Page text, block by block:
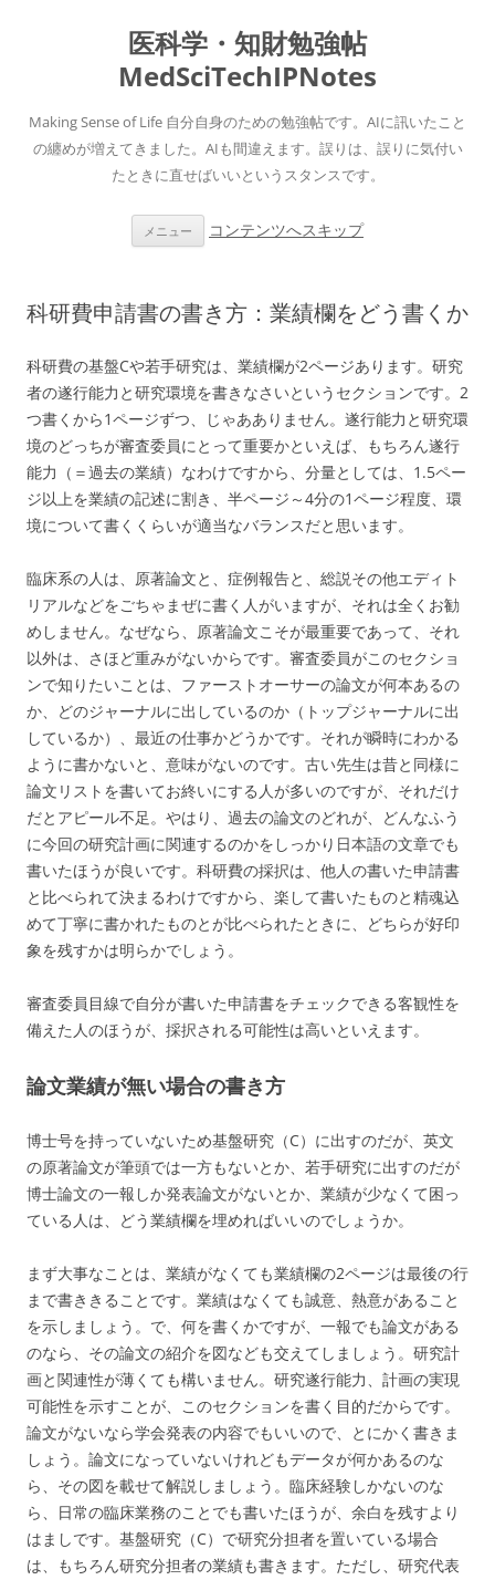
医科学・知財勉強帖
MedSciTechIPNotes
Making Sense of Life 自分自身のための勉強帖です。AIに訊いたこと
の纏めが増えてきました。AIも間違えます。誤りは、誤りに気付い
たときに直せばいいというスタンスです。
メニュー コンテンツへスキップ
科研費申請書の書き方：業績欄をどう書くか
科研費の基盤Cや若手研究は、業績欄が2ページあります。研究
者の遂行能力と研究環境を書きなさいというセクションです。2
つ書くから1ページずつ、じゃあありません。遂行能力と研究環
境のどっちが審査委員にとって重要かといえば、もちろん遂行
能力（＝過去の業績）なわけですから、分量としては、1.5ペー
ジ以上を業績の記述に割き、半ページ～4分の1ページ程度、環
境について書くくらいが適当なバランスだと思います。
臨床系の人は、原著論文と、症例報告と、総説その他エディト
リアルなどをごちゃまぜに書く人がいますが、それは全くお勧
めしません。なぜなら、原著論文こそが最重要であって、それ
以外は、さほど重みがないからです。審査委員がこのセクショ
ンで知りたいことは、ファーストオーサーの論文が何本あるの
か、どのジャーナルに出しているのか（トップジャーナルに出
しているか）、最近の仕事かどうかです。それが瞬時にわかる
ように書かないと、意味がないのです。古い先生は昔と同様に
論文リストを書いてお終いにする人が多いのですが、それだけ
だとアピール不足。やはり、過去の論文のどれが、どんなふう
に今回の研究計画に関連するのかをしっかり日本語の文章でも
書いたほうが良いです。科研費の採択は、他人の書いた申請書
と比べられて決まるわけですから、楽して書いたものと精魂込
めて丁寧に書かれたものとが比べられたときに、どちらが好印
象を残すかは明らかでしょう。
審査委員目線で自分が書いた申請書をチェックできる客観性を
備えた人のほうが、採択される可能性は高いといえます。
論文業績が無い場合の書き方
博士号を持っていないため基盤研究（C）に出すのだが、英文
の原著論文が筆頭では一方もないとか、若手研究に出すのだが
博士論文の一報しか発表論文がないとか、業績が少なくて困っ
ている人は、どう業績欄を埋めればいいのでしょうか。
まず大事なことは、業績がなくても業績欄の2ページは最後の行
まで書ききることです。業績はなくても誠意、熱意があること
を示しましょう。で、何を書くかですが、一報でも論文がある
のなら、その論文の紹介を図なども交えてしましょう。研究計
画と関連性が薄くても構いません。研究遂行能力、計画の実現
可能性を示すことが、このセクションを書く目的だからです。
論文がないなら学会発表の内容でもいいので、とにかく書きま
しょう。論文になっていないけれどもデータが何かあるのな
ら、その図を載せて解説しましょう。臨床経験しかないのな
ら、日常の臨床業務のことでも書いたほうが、余白を残すより
はましです。基盤研究（C）で研究分担者を置いている場合
は、もちろん研究分担者の業績も書きます。ただし、研究代表